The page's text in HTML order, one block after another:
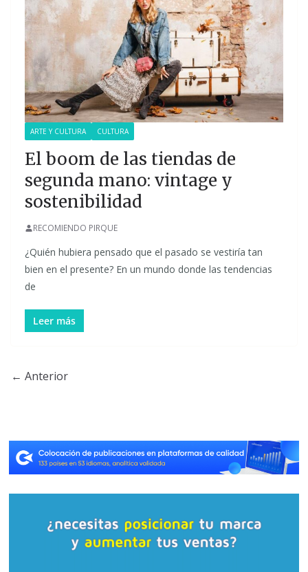
ARTE Y CULTURA CULTURA
El boom de las tiendas de
segunda mano: vintage y
sostenibilidad
RECOMIENDO PIRQUE
¿Quién hubiera pensado que el pasado se vestiría tan
bien en el presente? En un mundo donde las tendencias
de
Leer más
← Anterior